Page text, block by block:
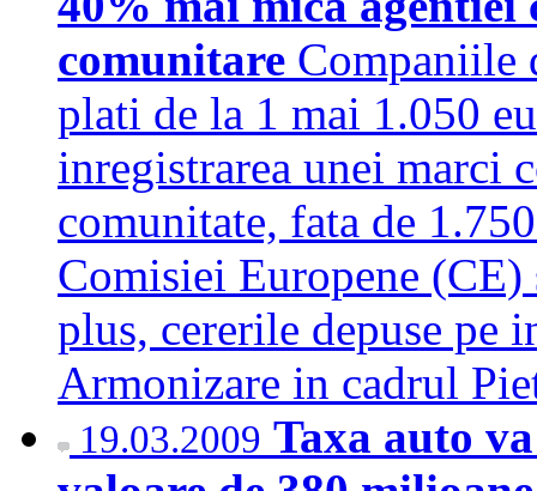
comunitare Companiile
plati de la 1 mai 1.050
inregistrarea unei marci
comunitate, fata de
Comisiei Europene
plus, cererile depuse pe
Armonizare in cadrul
19.03.2009 Taxa auto